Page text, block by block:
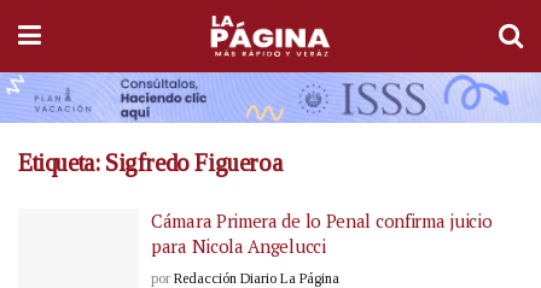
Etiqueta: Sigfredo Figueroa
Cámara Primera de lo Penal confirma juicio
para Nicola Angelucci
por Redacción Diario La Página